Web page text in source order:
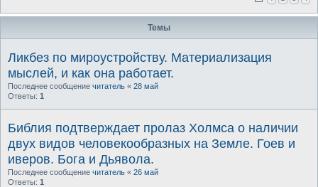
Темы
Ликбез по мироустройству. Материализация
мыслей, и как она работает.
Последнее сообщение читатель « 28 май
Ответы: 1
Библия подтверждает пролаз Холмса о наличии
двух видов человекообразных на Земле. Гоев и
иверов. Бога и Дьявола.
Последнее сообщение читатель « 26 май
Ответы: 1